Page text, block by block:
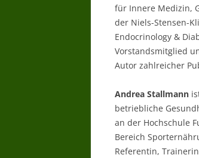
für Innere Medizin,
der Niels-Stensen-
Endocrinology &
Vorstandsmitglied
Autor zahlreicher
Andrea Stallmann
betriebliche
an der Hochschule
Bereich
Referentin,